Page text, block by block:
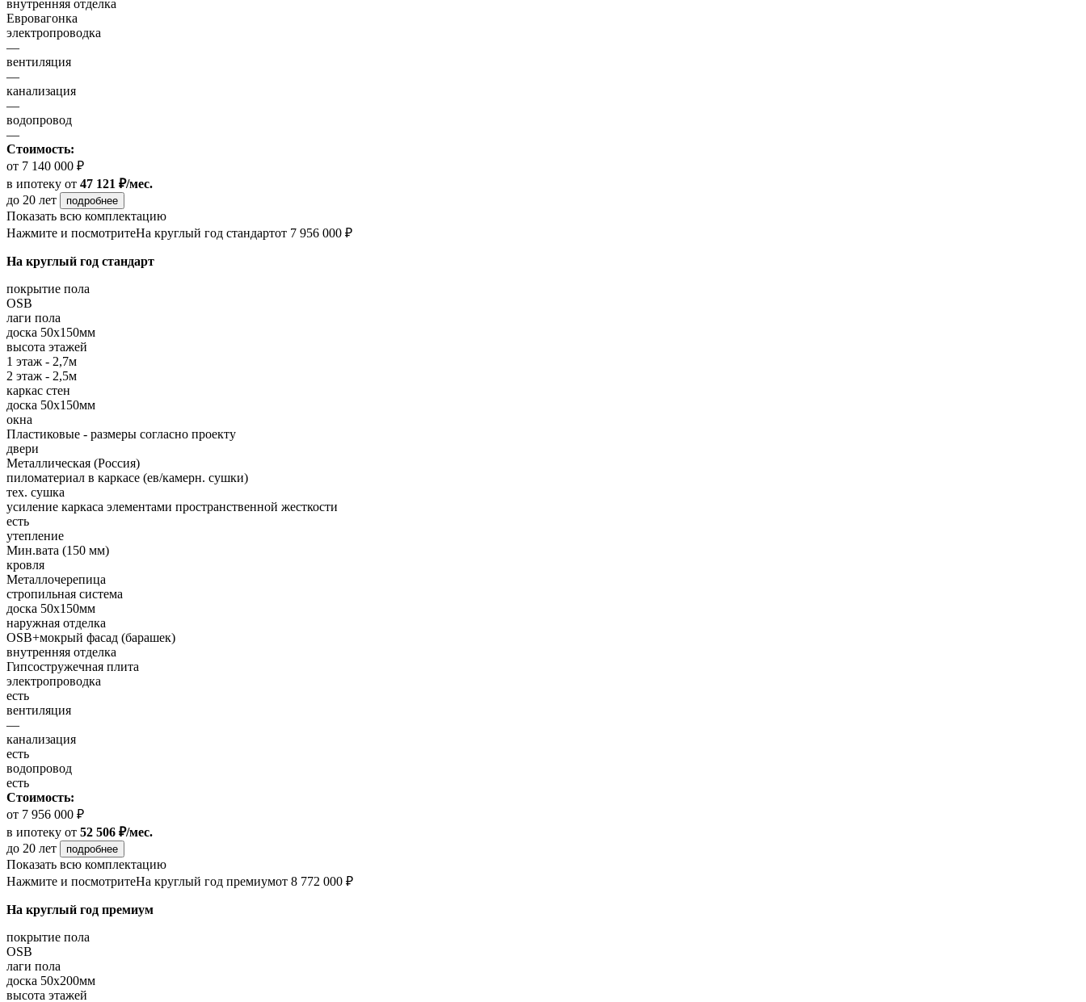
внутренняя отделка
Евровагонка
электропроводка
—
вентиляция
—
канализация
—
водопровод
—
Стоимость:
от 7 140 000 ₽
в ипотеку от 47 121 ₽/мес.
до 20 лет
подробнее
Показать всю комплектацию
Нажмите и посмотритеНа круглый год стандартот 7 956 000 ₽
На круглый год стандарт
покрытие пола
OSB
лаги пола
доска 50х150мм
высота этажей
1 этаж - 2,7м
2 этаж - 2,5м
каркас стен
доска 50х150мм
окна
Пластиковые - размеры согласно проекту
двери
Металлическая (Россия)
пиломатериал в каркасе (ев/камерн. сушки)
тех. сушка
усиление каркаса элементами пространственной жесткости
есть
утепление
Мин.вата (150 мм)
кровля
Металлочерепица
стропильная система
доска 50х150мм
наружная отделка
OSB+мокрый фасад (барашек)
внутренняя отделка
Гипсостружечная плита
электропроводка
есть
вентиляция
—
канализация
есть
водопровод
есть
Стоимость:
от 7 956 000 ₽
в ипотеку от 52 506 ₽/мес.
до 20 лет
подробнее
Показать всю комплектацию
Нажмите и посмотритеНа круглый год премиумот 8 772 000 ₽
На круглый год премиум
покрытие пола
OSB
лаги пола
доска 50х200мм
высота этажей